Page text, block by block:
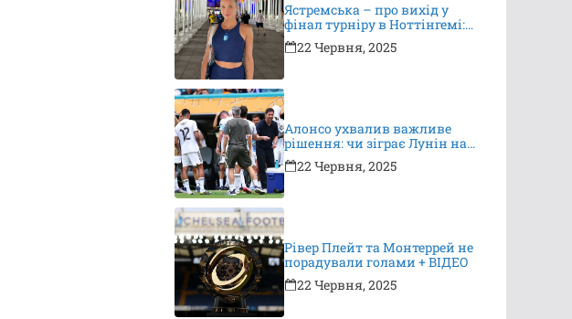
Ястремська – про вихід у
фінал турніру в Ноттінгемі:
це неймовірно, я дуже
вдячна за підтримку
22 Червня, 2025
Алонсо ухвалив важливе
рішення: чи зіграє Лунін на
КЧС?
22 Червня, 2025
Рівер Плейт та Монтеррей не
порадували голами + ВІДЕО
22 Червня, 2025